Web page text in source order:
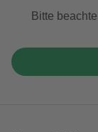
Bitte